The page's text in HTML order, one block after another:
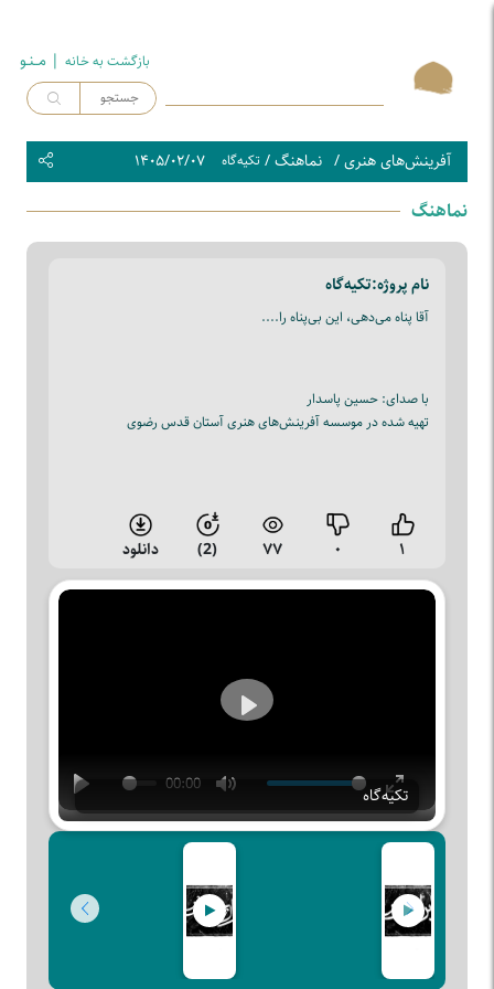
بازگشت به خـانه | مــنـو
آفرینش‌های هنری/ نماهنگ/ تکیه‌گاه ۱۴۰۵/۰۲/۰۷
نماهنگ
نام پروژه:تکیه‌گاه
آقا پناه می‌دهی، این بی‌پناه را....
با صدای: حسین پاسدار
تهیه شده در موسسه آفرینش‌های هنری آستان قدس رضوی
۱ ۰ ۷۷ (2) دانلود
Play
00:00
Mute
Enter
fullscreen
Play
تکیه‌گاه